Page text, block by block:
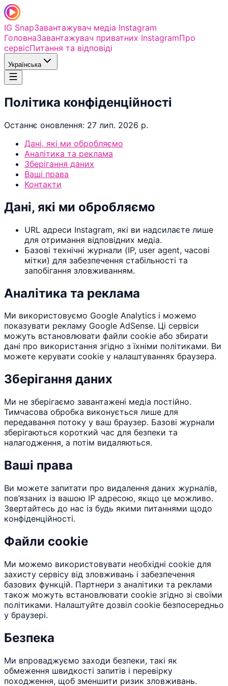
IG SnapЗавантажувач медіа Instagram
ГоловнаЗавантажувач приватних InstagramПро
сервісПитання та відповіді
Українська
Політика конфіденційності
Останнє оновлення: 27 лип. 2026 р.
Дані, які ми обробляємо
Аналітика та реклама
Зберігання даних
Ваші права
Контакти
Дані, які ми обробляємо
URL адреси Instagram, які ви надсилаєте лише
для отримання відповідних медіа.
Базові технічні журнали (IP, user agent, часові
мітки) для забезпечення стабільності та
запобігання зловживанням.
Аналітика та реклама
Ми використовуємо Google Analytics і можемо
показувати рекламу Google AdSense. Ці сервіси
можуть встановлювати файли cookie або збирати
дані про використання згідно з їхніми політиками. Ви
можете керувати cookie у налаштуваннях браузера.
Зберігання даних
Ми не зберігаємо завантажені медіа постійно.
Тимчасова обробка виконується лише для
передавання потоку у ваш браузер. Базові журнали
зберігаються короткий час для безпеки та
налагодження, а потім видаляються.
Ваші права
Ви можете запитати про видалення даних журналів,
пов’язаних із вашою IP адресою, якщо це можливо.
Звертайтесь до нас із будь якими питаннями щодо
конфіденційності.
Файли cookie
Ми можемо використовувати необхідні cookie для
захисту сервісу від зловживань і забезпечення
базових функцій. Партнери з аналітики та реклами
також можуть встановлювати cookie згідно зі своїми
політиками. Налаштуйте дозвіл cookie безпосередньо
у браузері.
Безпека
Ми впроваджуємо заходи безпеки, такі як
обмеження швидкості запитів і перевірку
походження, щоб зменшити ризик зловживань.